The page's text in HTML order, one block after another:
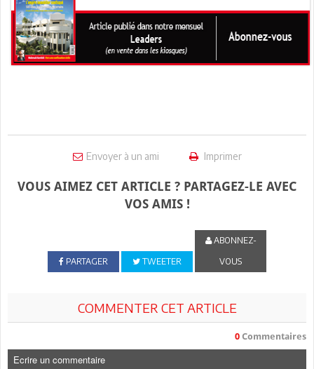
Envoyer à un ami Imprimer
VOUS AIMEZ CET ARTICLE ? PARTAGEZ-LE AVEC
VOS AMIS !
PARTAGER TWEETER
ABONNEZ-
VOUS
COMMENTER CET ARTICLE
0 Commentaires
Ecrire un commentaire